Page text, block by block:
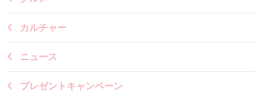
カルチャー
ニュース
プレゼントキャンペーン